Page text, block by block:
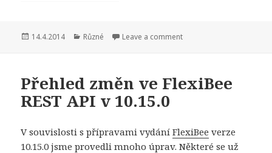
Publikováno:
14.4.2014 Rubriky:
Různé Leave a comment
Přehled změn ve FlexiBee
REST API v 10.15.0
V souvislosti s přípravami vydáníFlexiBee verze
10.15.0 jsme provedli mnoho úprav. Některé se už